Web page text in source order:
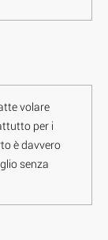
volare
per i
è davvero
senza